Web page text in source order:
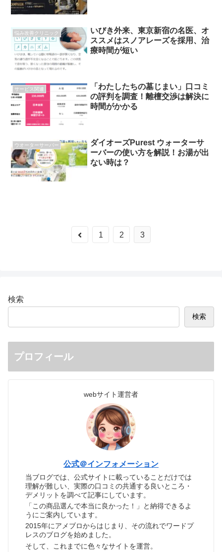
悩み改善クリニック
いびき外来、東京新宿の名医、オ
ススメはスノアレーズを採用、治
療時間が短い
サービス関連
「わたしたちの墓じまい」口コミ
の評判を調査！離檀交渉は解決に
時間がかかる
ウオーターサーバー
ダイオーズPurest ウォーターサ
ーバーの使い方を解説！お湯が出
ない時は？
前
1 2 3
検索
検索
プロフィール
webサイト運営者
公式＠インフォメーション
当ブログでは、公式サイトに載っていることだけでは
理解が難しい、実際の口コミの共通する良いところ・
デメリットを調べて記事にしています。
「この商品選んで本当に良かった！」と納得できるよ
うにご案内しています。
2015年にアメブロからはじまり、その流れでワードプ
レスのブログを始めました。
そして、これまでに色々なサイトを運営。